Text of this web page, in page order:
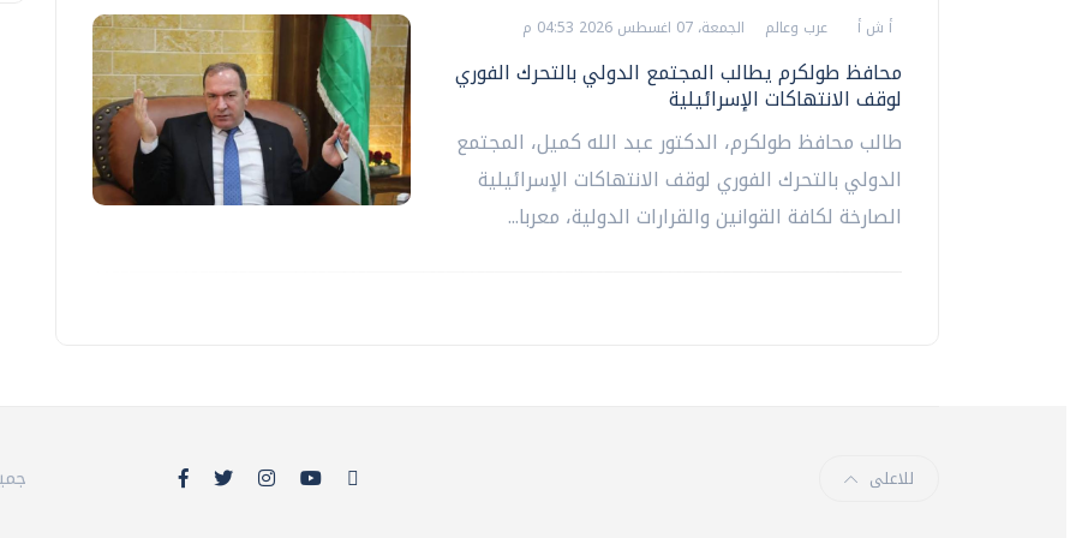
أ ش أ عرب وعالم الجمعة، 07 اغسطس 2026 04:53 م
محافظ طولكرم يطالب المجتمع الدولي بالتحرك الفوري
لوقف الانتهاكات الإسرائيلية
طالب محافظ طولكرم، الدكتور عبد الله كميل، المجتمع
الدولي بالتحرك الفوري لوقف الانتهاكات الإسرائيلية
الصارخة لكافة القوانين والقرارات الدولية، معربا...
© للاعلى